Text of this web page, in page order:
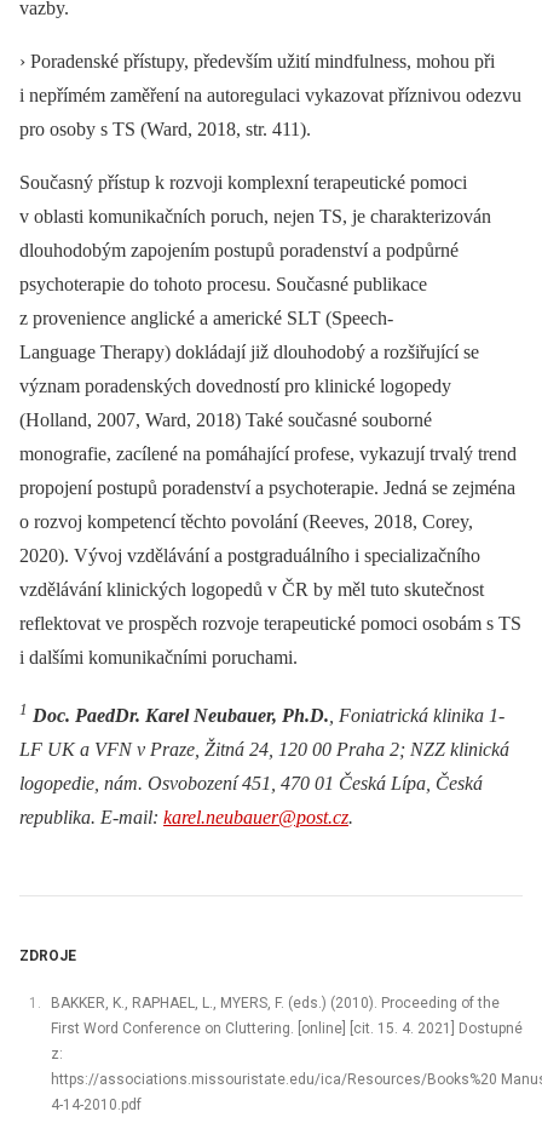
vazby.
› Poradenské přístupy, především užití mindfulness, mohou při
i nepřímém zaměření na autoregulaci vykazovat příznivou odezvu
pro osoby s TS (Ward, 2018, str. 411).
Současný přístup k rozvoji komplexní terapeutické pomoci
v oblasti komunikačních poruch, nejen TS, je charakterizován
dlouhodobým zapojením postupů poradenství a podpůrné
psychoterapie do tohoto procesu. Současné publikace
z provenience anglické a americké SLT (Speech-
Language Therapy) dokládají již dlouhodobý a rozšiřující se
význam poradenských dovedností pro klinické logopedy
(Holland, 2007, Ward, 2018) Také současné souborné
monografie, zacílené na pomáhající profese, vykazují trvalý trend
propojení postupů poradenství a psychoterapie. Jedná se zejména
o rozvoj kompetencí těchto povolání (Reeves, 2018, Corey,
2020). Vývoj vzdělávání a postgraduálního i specializačního
vzdělávání klinických logopedů v ČR by měl tuto skutečnost
reflektovat ve prospěch rozvoje terapeutické pomoci osobám s TS
i dalšími komunikačními poruchami.
1 Doc. PaedDr. Karel Neubauer, Ph.D. , Foniatrická klinika 1-
LF UK a VFN v Praze, Žitná 24, 120 00 Praha 2; NZZ klinická
logopedie, nám. Osvobození 451, 470 01 Česká Lípa, Česká
republika. E-mail: karel.neubauer@post.cz.
ZDROJE
BAKKER, K., RAPHAEL, L., MYERS, F. (eds.) (2010). Proceeding of the
First Word Conference on Cluttering. [online] [cit. 15. 4. 2021] Dostupné
z:
https://associations.missouristate.edu/ica/Resources/Books%20
4-14-2010.pdf